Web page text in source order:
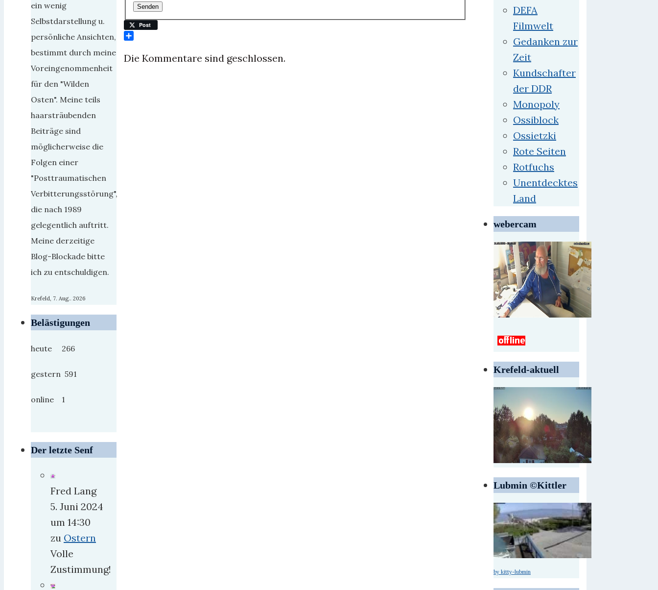
Post
Die Kommentare sind geschlossen.
ein wenig
Selbstdarstellung u.
persönliche Ansichten,
bestimmt durch meine
Voreingenommenheit
für den "Wilden
Osten". Meine teils
haarsträubenden
Beiträge sind
möglicherweise die
Folgen einer
"Posttraumatischen
Verbitterungsstörung",
die nach 1989
gelegentlich auftritt.
Meine derzeitige
Blog-Blockade bitte
ich zu entschuldigen.
Krefeld, 7. Aug.. 2026
Belästigungen
heute 266
gestern 591
online 1
Der letzte Senf
Fred Lang
5. Juni 2024
um 14:30
zu Ostern
Volle
Zustimmung!
DEFA
Filmwelt
Gedanken zur
Zeit
Kundschafter
der DDR
Monopoly
Ossiblock
Ossietzki
Rote Seiten
Rotfuchs
Unentdecktes
Land
webercam
Krefeld-aktuell
Lubmin ©Kittler
by kitty-lubmin